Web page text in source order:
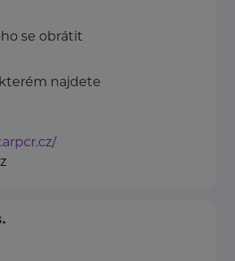
se obrátit
najdete